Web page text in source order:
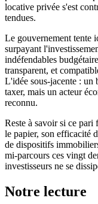
locative privée s'est
tendues.
Le gouvernement tente
surpayant
indéfendables
transparent, et
L'idée sous-jacente : un
taxer, mais un acteur
reconnu.
Reste à savoir si ce pari
le papier, son efficacité
de dispositifs
mi-parcours ces vingt
investisseurs ne se
Notre lecture